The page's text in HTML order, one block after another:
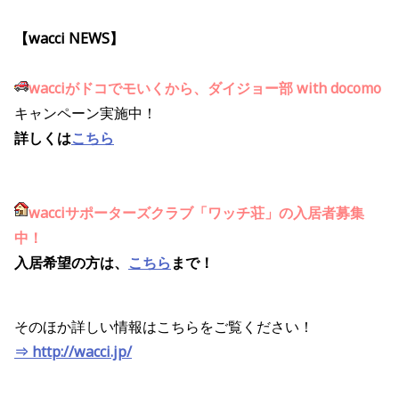
【wacci NEWS】
wacciがドコでモいくから、ダイジョー部 with docomo
キャンペーン実施中！
詳しくはこちら
wacciサポーターズクラブ「ワッチ荘」の入居者募集
中！
入居希望の方は、 こちら まで！
そのほか詳しい情報はこちらをご覧ください！
⇒ http://wacci.jp/